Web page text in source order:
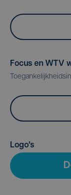
Focus en WTV
Logo's